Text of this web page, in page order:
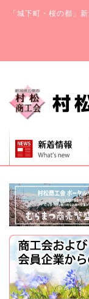
「城下町・桜の都」